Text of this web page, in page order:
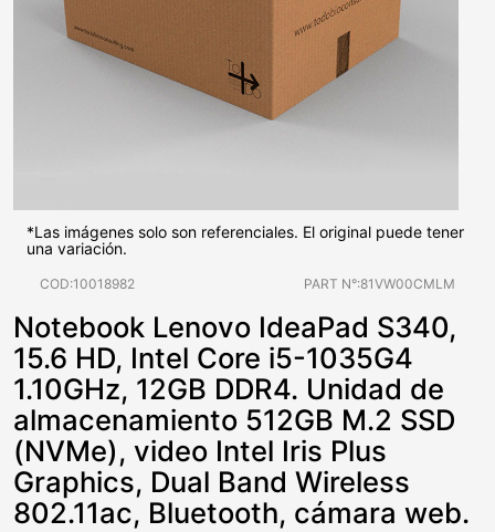
*Las imágenes solo son referenciales. El original puede tener
una variación.
COD:10018982 PART N°:81VW00CMLM
Notebook Lenovo IdeaPad S340,
15.6 HD, Intel Core i5-1035G4
1.10GHz, 12GB DDR4. Unidad de
almacenamiento 512GB M.2 SSD
(NVMe), video Intel Iris Plus
Graphics, Dual Band Wireless
802.11ac, Bluetooth, cámara web.